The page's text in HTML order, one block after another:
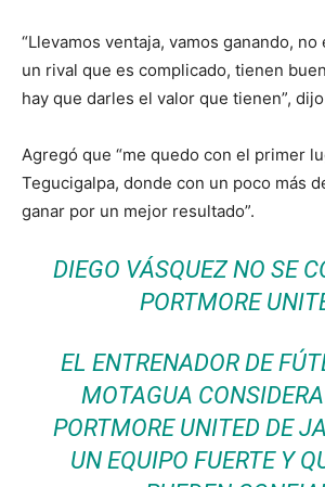
“Llevamos ventaja, vamos ganando,
un rival que es complicado, tienen
hay que darles el valor que tienen”,
Agregó que “me quedo con el primer
Tegucigalpa, donde con un poco más
ganar por un mejor resultado”.
DIEGO VÁSQUEZ NO SE
PORTMORE
EL ENTRENADOR DE
MOTAGUA
PORTMORE UNITED DE
UN EQUIPO FUERTE Y